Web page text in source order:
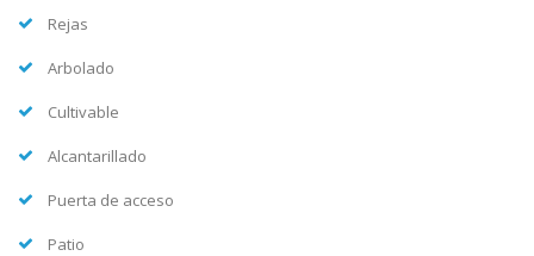
Rejas
Arbolado
Cultivable
Alcantarillado
Puerta de acceso
Patio